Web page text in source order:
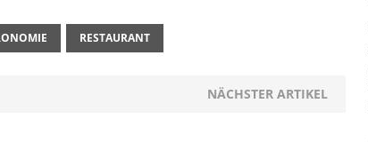
RESTAURANT
NÄCHSTER ARTIKEL